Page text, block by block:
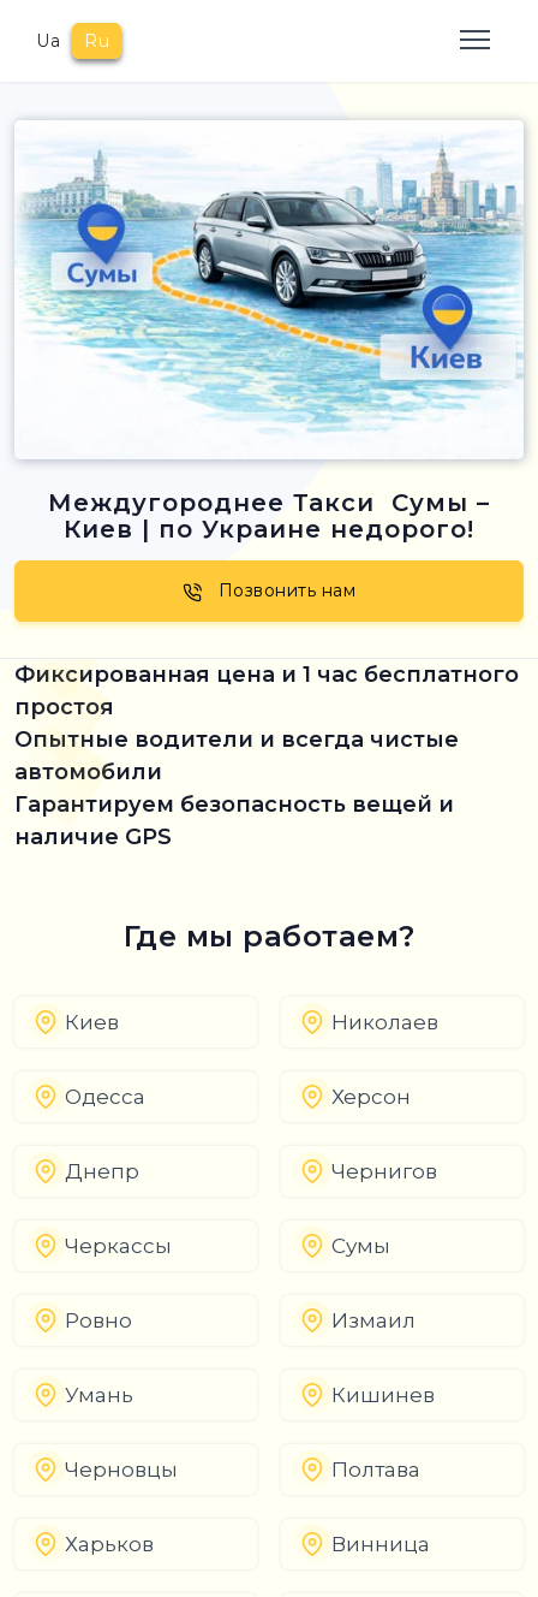
Ua Ru
Междугороднее Такси Сумы –
Киев | по Украине недорого!
Позвонить нам
Фиксированная цена и 1 час бесплатного
простоя
Опытные водители и всегда чистые
автомобили
Гарантируем безопасность вещей и
наличие GPS
Где мы работаем?
Киев Николаев
Одесса Херсон
Днепр Чернигов
Черкассы Сумы
Ровно Измаил
Умань Кишинев
Черновцы Полтава
Харьков Винница